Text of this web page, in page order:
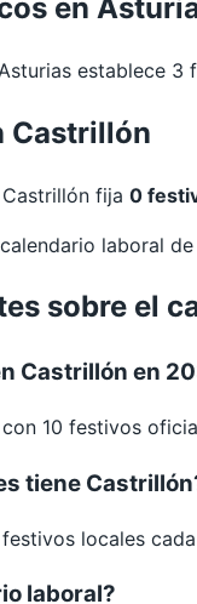
en
establece
Castrillón
fija 0
laboral de
sobre el
Castrillón en
10 festivos
tiene
locales
laboral?